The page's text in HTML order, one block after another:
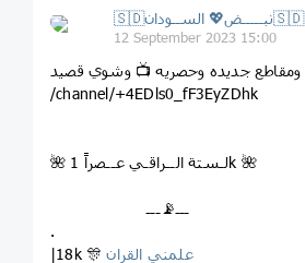
🇸🇩نبـــــض💖 الســودان🇸🇩
12 September 2023 15:00
/channel/+4EDls0_fF3EyZDhk
🌺 لـستة الــراقـي عــصراً 1k 🌺
ـــ📡ـــ
.
|18k 🎊علمني القران